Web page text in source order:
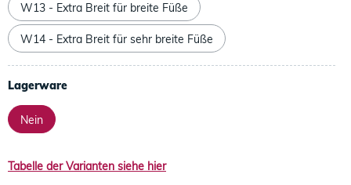
W13 - Extra Breit für breite Füße
W14 - Extra Breit für sehr breite Füße
Lagerware
Nein
Tabelle der Varianten siehe hier